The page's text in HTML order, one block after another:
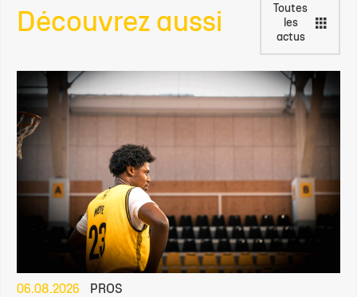
Découvrez aussi
Toutes
les
actus
06.08.2026 PROS